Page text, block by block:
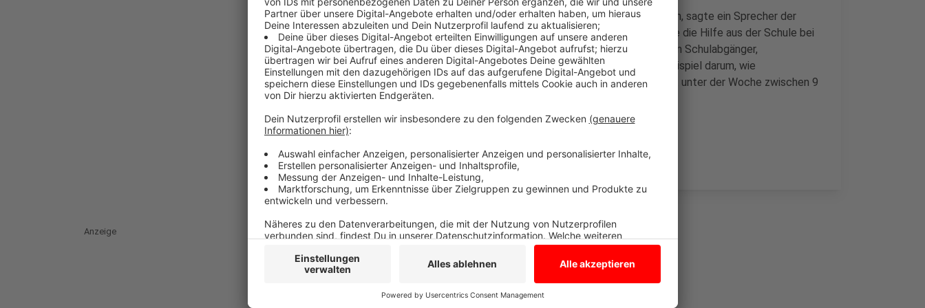
Auch in der Coronakrise haben viele Firmen vor, Azubis einzustellen, sagte ein Sprecher der
Industrie- und Handelskammer in Münster. Vielen Bewerbern fehle die Hilfe aus der Schule bei
der Suche nach einem Ausbildungsplatz. Experten der IHK beraten Schulabgänger,
Unternehmen und Eltern nun per Telefon-Hotline. Es geht zum Beispiel darum, wie
Vorstellungsgespräche per Videokonferenz laufen. Die Hotline ist unter der Woche zwischen 9
und 15 Uhr unter 0251/ 707 555 zu erreichen.
Anzeige